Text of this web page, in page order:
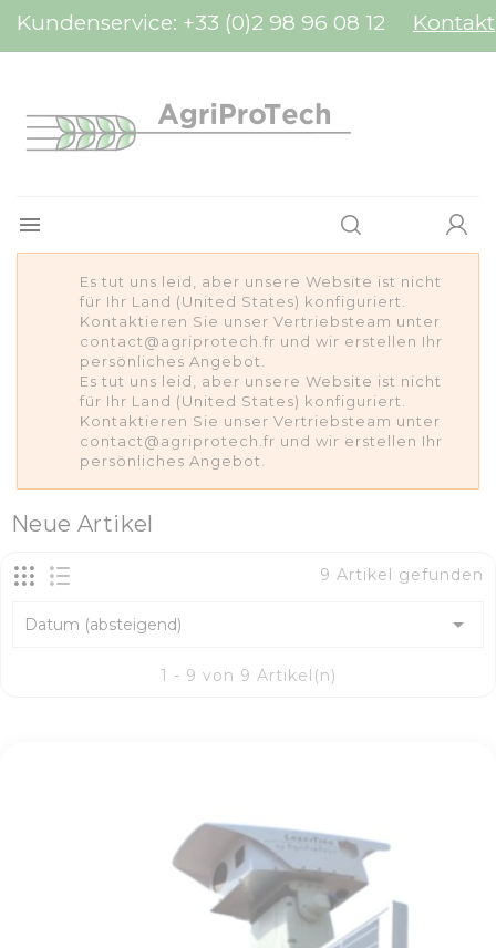
Kundenservice: +33 (0)2 98 96 08 12 Kontakt

Es tut uns leid, aber unsere Website ist nicht
für Ihr Land (United States) konfiguriert.
Kontaktieren Sie unser Vertriebsteam unter
contact@agriprotech.fr und wir erstellen Ihr
persönliches Angebot.
Es tut uns leid, aber unsere Website ist nicht
für Ihr Land (United States) konfiguriert.
Kontaktieren Sie unser Vertriebsteam unter
contact@agriprotech.fr und wir erstellen Ihr
persönliches Angebot.
Neue Artikel
9 Artikel gefunden
Datum (absteigend) 
1 - 9 von 9 Artikel(n)
Cookie-Einstellungen